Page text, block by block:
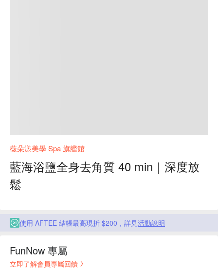
薇朵漾美學 Spa 旗艦館
藍海浴鹽全身去角質 40 min｜深度放
鬆
使用 AFTEE 結帳最高現折 $200，詳見活動說明
FunNow 專屬
立即了解會員專屬回饋